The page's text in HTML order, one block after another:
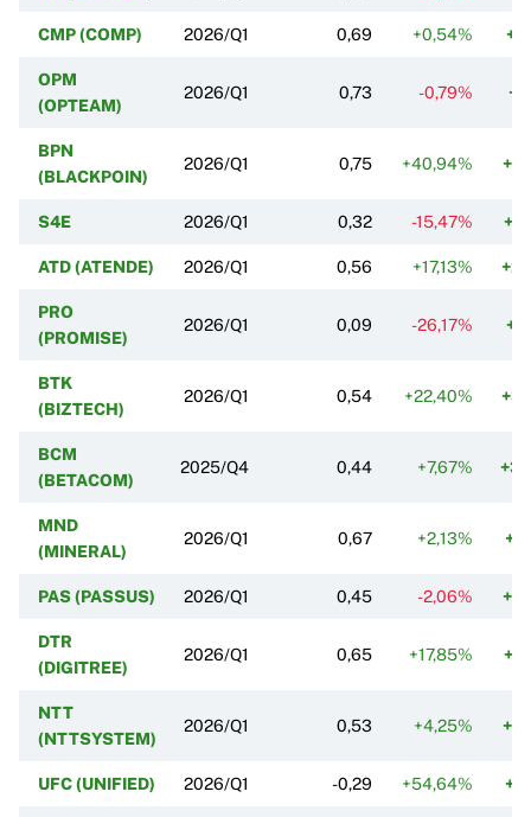
CMP (COMP) 2026/Q1 0,69 +0,54%
OPM
(OPTEAM)
2026/Q1 0,73 -0,79%
BPN
(BLACKPOIN)
2026/Q1 0,75 +40,94%
S4E 2026/Q1 0,32 -15,47%
ATD (ATENDE) 2026/Q1 0,56 +17,13%
PRO
(PROMISE)
2026/Q1 0,09 -26,17%
BTK
(BIZTECH)
2026/Q1 0,54 +22,40%
BCM
(BETACOM)
2025/Q4 0,44 +7,67%
MND
(MINERAL)
2026/Q1 0,67 +2,13%
PAS (PASSUS) 2026/Q1 0,45 -2,06%
DTR
(DIGITREE)
2026/Q1 0,65 +17,85%
NTT
(NTTSYSTEM)
2026/Q1 0,53 +4,25%
UFC (UNIFIED) 2026/Q1 -0,29 +54,64%